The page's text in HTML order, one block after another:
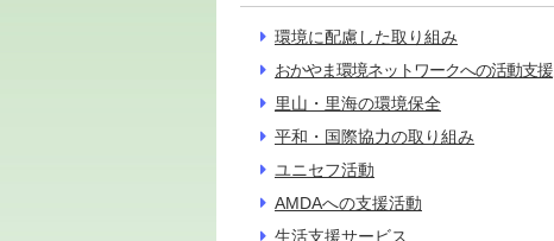
環境に配慮した取り組み
おかやま環境ネットワークへの活動支援
里山・里海の環境保全
平和・国際協力の取り組み
ユニセフ活動
AMDAへの支援活動
生活支援サービス